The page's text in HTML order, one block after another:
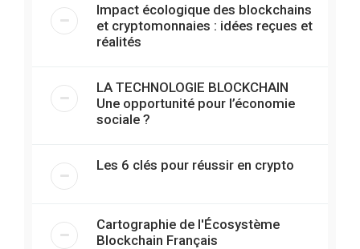
Impact écologique des blockchains
et cryptomonnaies : idées reçues et
réalités
LA TECHNOLOGIE BLOCKCHAIN
Une opportunité pour l’économie
sociale ?
Les 6 clés pour réussir en crypto
Cartographie de l'Écosystème
Blockchain Français